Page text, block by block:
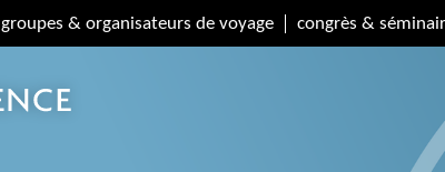
groupes & organisateurs de voyage congrès &